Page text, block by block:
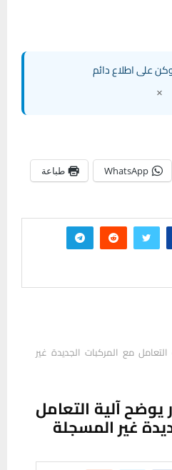
على اطلاع دائم
×
WhatsApp طباعة
مع المركبات الجديدة غير
يوضح آلية التعامل
غير المسجلة